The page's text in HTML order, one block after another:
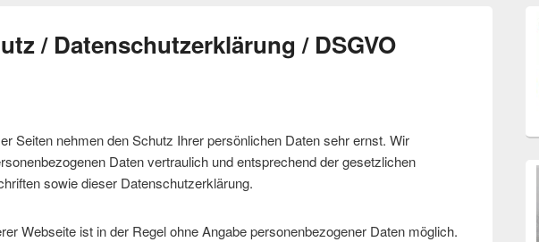
/ Datenschutzerklärung / DSGVO
Seiten nehmen den Schutz Ihrer persönlichen Daten sehr ernst. Wir
Daten vertraulich und entsprechend der gesetzlichen
sowie dieser Datenschutzerklärung.
Webseite ist in der Regel ohne Angabe personenbezogener Daten möglich.